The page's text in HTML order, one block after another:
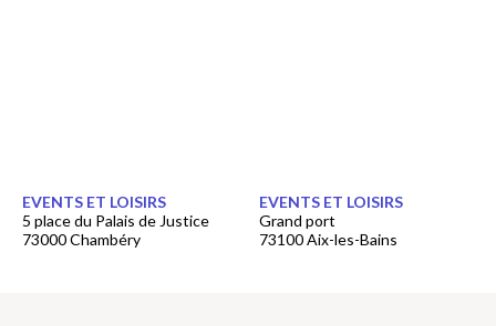
EVENTS ET LOISIRS
5 place du Palais de Justice
73000 Chambéry
EVENTS ET LOISIRS
Grand port
73100 Aix-les-Bains